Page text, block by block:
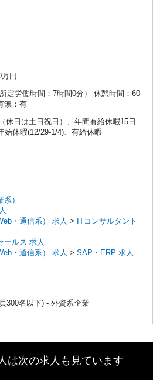
円
定労働時間：7時間0分） 休憩時間：60
無：有
休日は土日祝日）、年間有給休暇15日
始休暇(12/29-1/4)、有給休暇
）
・通信系） 求人 > ITコンサルタント
ールス 求人
・通信系） 求人 > SAP・ERP 求人
300名以下) - 外資系企業
は次の求人も見ています